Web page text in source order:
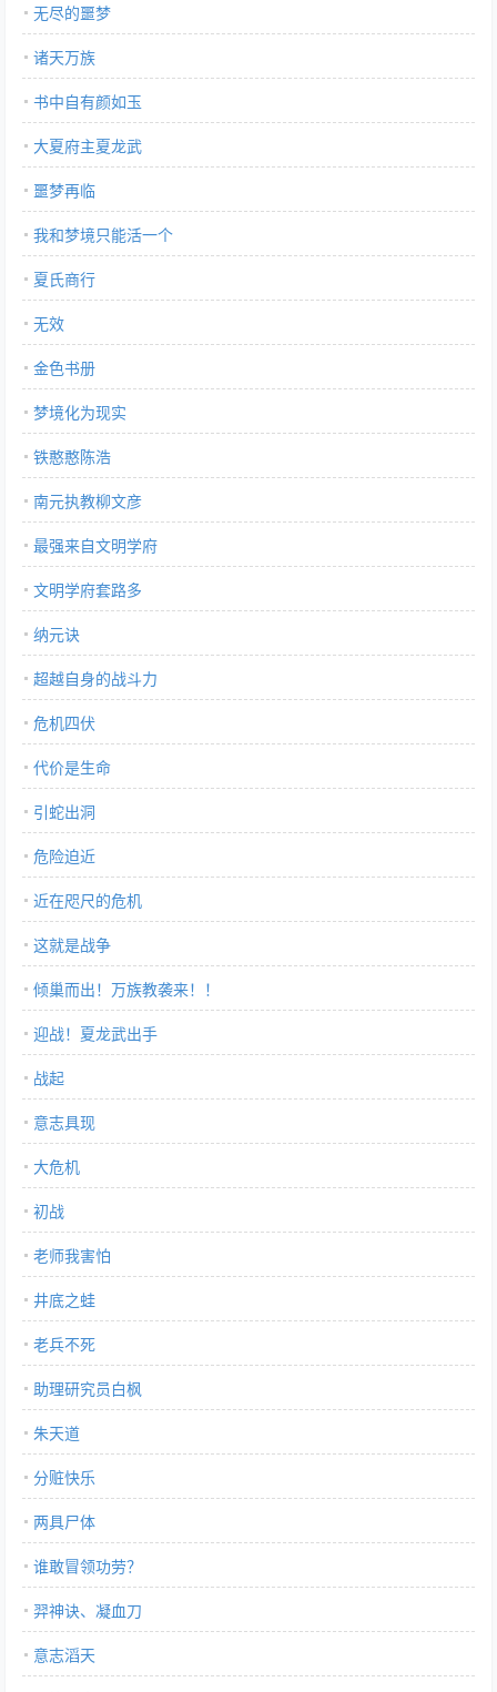
无尽的噩梦
诸天万族
书中自有颜如玉
大夏府主夏龙武
噩梦再临
我和梦境只能活一个
夏氏商行
无效
金色书册
梦境化为现实
铁憨憨陈浩
南元执教柳文彦
最强来自文明学府
文明学府套路多
纳元诀
超越自身的战斗力
危机四伏
代价是生命
引蛇出洞
危险迫近
近在咫尺的危机
这就是战争
倾巢而出！万族教袭来！！
迎战！夏龙武出手
战起
意志具现
大危机
初战
老师我害怕
井底之蛙
老兵不死
助理研究员白枫
朱天道
分赃快乐
两具尸体
谁敢冒领功劳？
羿神诀、凝血刀
意志滔天